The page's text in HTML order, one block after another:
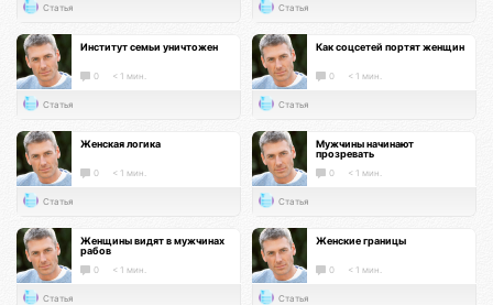
Статья Статья
Институт семьи уничтожен
0 < 1 мин.
Статья
Как соцсетей портят женщин
0 < 1 мин.
Статья
Женская логика
0 < 1 мин.
Статья
Мужчины начинают
прозревать
0 < 1 мин.
Статья
Женщины видят в мужчинах
рабов
0 < 1 мин.
Статья
Женские границы
0 < 1 мин.
Статья